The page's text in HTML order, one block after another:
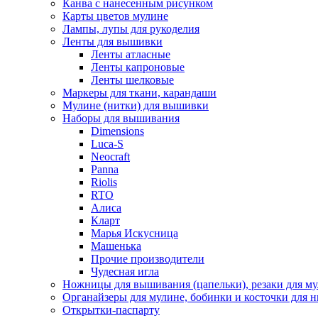
Канва с нанесенным рисунком
Карты цветов мулине
Лампы, лупы для рукоделия
Ленты для вышивки
Ленты атласные
Ленты капроновые
Ленты шелковые
Маркеры для ткани, карандаши
Мулине (нитки) для вышивки
Наборы для вышивания
Dimensions
Luca-S
Neocraft
Panna
Riolis
RTO
Алиса
Кларт
Марья Искусница
Машенька
Прочие производители
Чудесная игла
Ножницы для вышивания (цапельки), резаки для
Органайзеры для мулине, бобинки и косточки для
Открытки-паспарту